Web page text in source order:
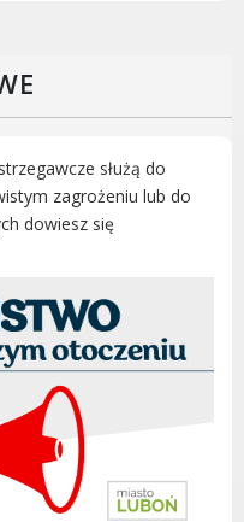
radnych
Luboń
Osób
służą do
zagrożeniu lub do
dowiesz się